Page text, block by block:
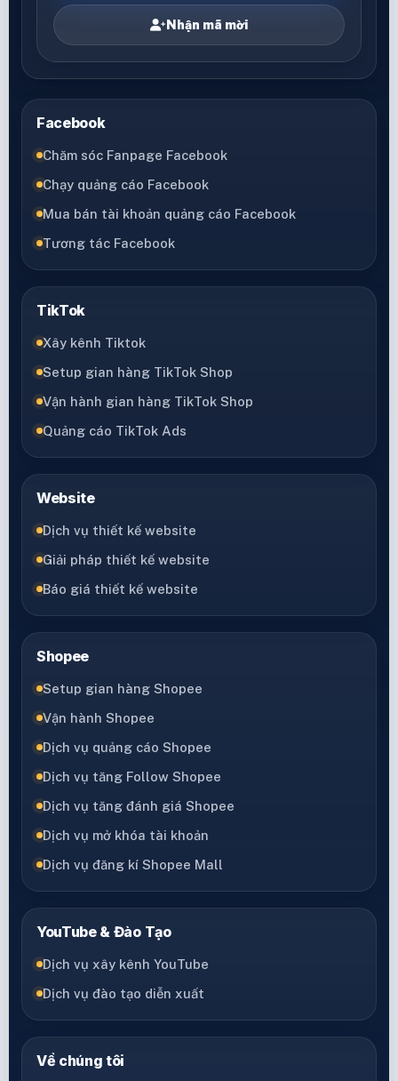
Nhận mã mời
Facebook
Chăm sóc Fanpage Facebook
Chạy quảng cáo Facebook
Mua bán tài khoản quảng cáo Facebook
Tương tác Facebook
TikTok
Xây kênh Tiktok
Setup gian hàng TikTok Shop
Vận hành gian hàng TikTok Shop
Quảng cáo TikTok Ads
Website
Dịch vụ thiết kế website
Giải pháp thiết kế website
Báo giá thiết kế website
Shopee
Setup gian hàng Shopee
Vận hành Shopee
Dịch vụ quảng cáo Shopee
Dịch vụ tăng Follow Shopee
Dịch vụ tăng đánh giá Shopee
Dịch vụ mở khóa tài khoản
Dịch vụ đăng kí Shopee Mall
YouTube & Đào Tạo
Dịch vụ xây kênh YouTube
Dịch vụ đào tạo diễn xuất
Về chúng tôi